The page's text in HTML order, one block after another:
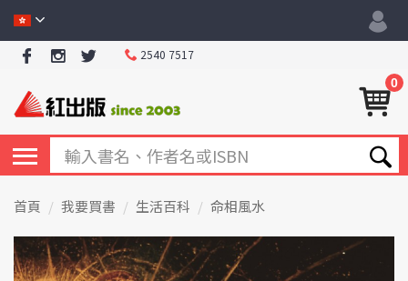
2540 7517
0
首頁 我要買書 生活百科 命相風水